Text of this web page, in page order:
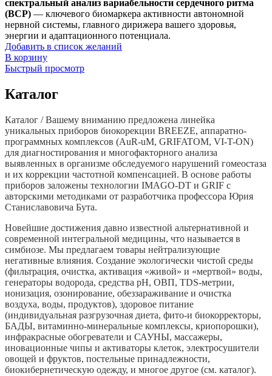
спектральный анализ вариабельности сердечного ритма
(ВСР) — ключевого биомаркера активности автономной
нервной системы, главного дирижера вашего здоровья,
энергии и адаптационного потенциала.
Добавить в список желаний
В корзину
Быстрый просмотр
Каталог
Каталог / Вашему вниманию предложена линейка
уникальных приборов биокорекции BREEZE, аппаратно-
программных комплексов (AuR-uM, GRIFATOM, VI-T-ON)
для диагностирования и многофакторного анализа
выявленных в организме обследуемого нарушений гомеостаза
и их коррекции частотной компенсацией. В основе работы
приборов заложены технологии IMAGO-DT и GRIF c
авторскими методиками от разработчика профессора Юрия
Станиславовича Бута.
Новейшие достижения давно известной альтернативной и
современной интегральной медицины, что называется в
симбиозе. Мы предлагаем товары нейтрализующие
негативные влияния. Создание экологически чистой среды
(фильтрация, очистка, активация «живой» и «мертвой» воды,
генераторы водорода, средства рН, ОВП, TDS-метрии,
ионизация, озонирование, обеззараживание и очистка
воздуха, воды, продуктов), здоровое питание
(индивидуальная разгрузочная диета, фито-и биокорректоры,
БАДЫ, витаминно-минеральные комплексы, криопорошки),
инфракрасные обогреватели и САУНЫ, массажеры,
иновационные чипы и активаторы клеток, электросушители
овощей и фруктов, постельные принадлежности,
биокибернетическую одежду, и многое другое (см. каталог).